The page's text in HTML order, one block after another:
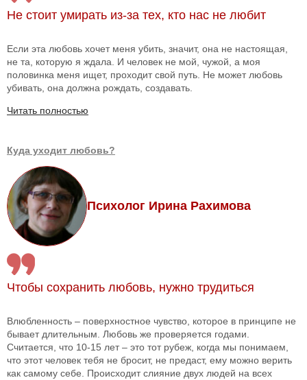
Не стоит умирать из-за тех, кто нас не любит
Если эта любовь хочет меня убить, значит, она не настоящая,
не та, которую я ждала. И человек не мой, чужой, а моя
половинка меня ищет, проходит свой путь. Не может любовь
убивать, она должна рождать, создавать.
Читать полностью
Куда уходит любовь?
Психолог Ирина Рахимова
Чтобы сохранить любовь, нужно трудиться
Влюбленность – поверхностное чувство, которое в принципе не
бывает длительным. Любовь же проверяется годами.
Считается, что 10-15 лет – это тот рубеж, когда мы понимаем,
что этот человек тебя не бросит, не предаст, ему можно верить
как самому себе. Происходит слияние двух людей на всех